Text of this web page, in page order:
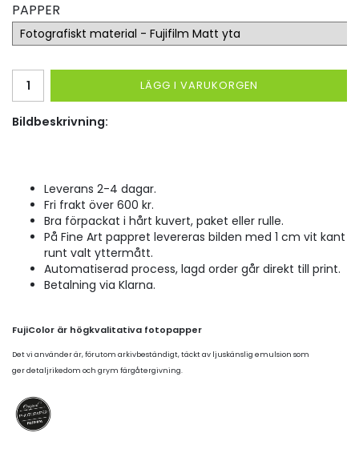
PAPPER
LÄGG I VARUKORGEN
Bildbeskrivning:
Leverans 2-4 dagar.
Fri frakt över 600 kr.
Bra förpackat i hårt kuvert, paket eller rulle.
På Fine Art pappret levereras bilden med 1 cm vit kant
runt valt yttermått.
Automatiserad process, lagd order går direkt till print.
Betalning via Klarna.
FujiColor är högkvalitativa fotopapper
Det vi använder är, förutom arkivbeständigt, täckt av ljuskänslig emulsion som
ger detaljrikedom och grym färgåtergivning.